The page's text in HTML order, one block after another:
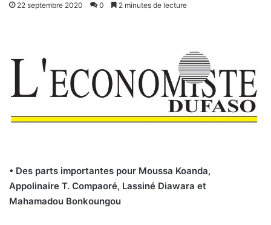
22 septembre 2020 0 2 minutes de lecture
• Des parts importantes pour Moussa Koanda,
Appolinaire T. Compaoré, Lassiné Diawara et
Mahamadou Bonkoungou